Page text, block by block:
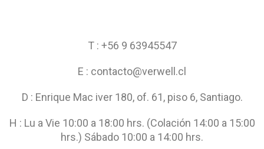
T : +56 9 63945547
E : contacto@verwell.cl
D : Enrique Mac iver 180, of. 61, piso 6, Santiago.
H : Lu a Vie 10:00 a 18:00 hrs. (Colación 14:00 a 15:00
hrs.) Sábado 10:00 a 14:00 hrs.